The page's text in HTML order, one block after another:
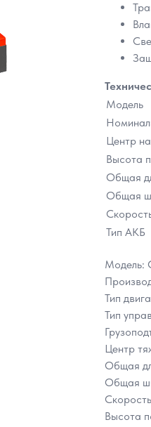
Модель
Центр
Высота
Общая
Общая
Тип АКБ
Модель:
Тип
Тип
Центр
Общая
Общая
Высота